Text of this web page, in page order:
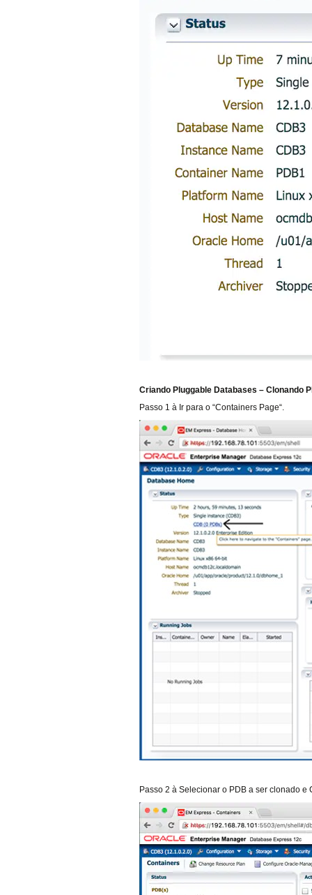
Criando Pluggable Databases – Clonando
Passo 1 à Ir para o “Containers Page“.
Passo 2 à Selecionar o PDB a ser clonado e